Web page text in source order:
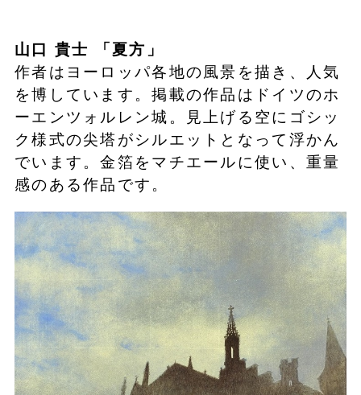
山口 貴士 「 夏方 」
作者はヨーロッパ各地の風景を描き、人気
を博しています。掲載の作品はドイツのホ
ーエンツォルレン城。見上げる空にゴシッ
ク様式の尖塔がシルエットとなって浮かん
でいます。金箔をマチエールに使い、重量
感のある作品です。